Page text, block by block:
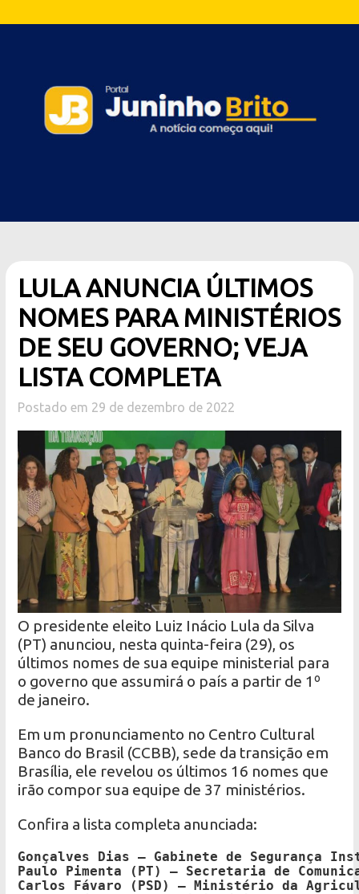
LULA ANUNCIA ÚLTIMOS
NOMES PARA MINISTÉRIOS
DE SEU GOVERNO; VEJA
LISTA COMPLETA
Postado em 29 de dezembro de 2022
O presidente eleito Luiz Inácio Lula da Silva
(PT) anunciou, nesta quinta-feira (29), os
últimos nomes de sua equipe ministerial para
o governo que assumirá o país a partir de 1º
de janeiro.
Em um pronunciamento no Centro Cultural
Banco do Brasil (CCBB), sede da transição em
Brasília, ele revelou os últimos 16 nomes que
irão compor sua equipe de 37 ministérios.
Confira a lista completa anunciada:
Gonçalves Dias – Gabinete de Segurança
Paulo Pimenta (PT) – Secretaria de
Carlos Fávaro (PSD) – Ministério da